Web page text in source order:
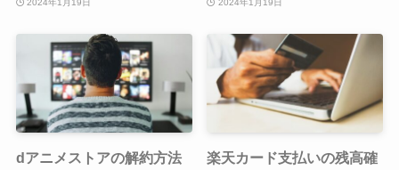
2024年1月19日 2024年1月19日
dアニメストアの解約方法
楽天カード支払いの残高確